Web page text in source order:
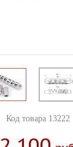
Код товара 13222